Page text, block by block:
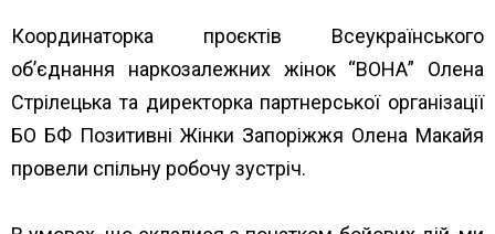
Координаторка проєктів Всеукраїнського
об’єднання наркозалежних жінок “ВОНА” Олена
Стрілецька та директорка партнерської організації
БО БФ Позитивні Жінки Запоріжжя Олена Макайя
провели спільну робочу зустріч.